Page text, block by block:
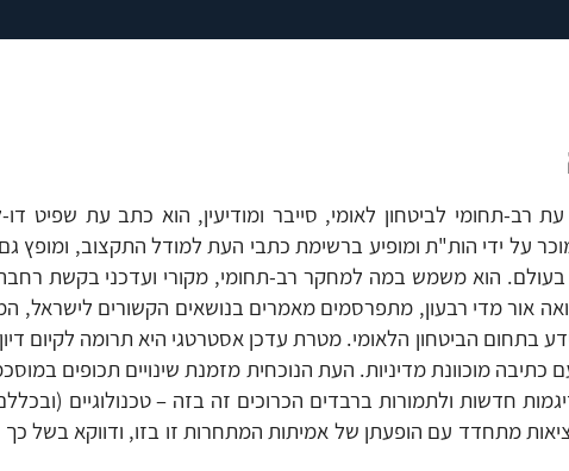
רב-תחומי לביטחון לאומי, סייבר ומודיעין, הוא כתב עת שפיט
הוא משמש במה למחקר רב-תחומי, מקורי ועדכני בקשת רחבה
בשנת 1998 ורואה אור מדי רבעון, מתפרסמים מאמרים בנושאים הקשורים
בתחום הביטחון הלאומי. מטרת עדכן אסטרטגי היא תרומה לקיום
מוכוונת מדיניות. העת הנוכחית מזמנת שינויים תכופים
חדשות ולתמורות ברבדים הכרוכים זה בזה – טכנולוגיים
מתחדד עם הופעתן של אמיתות המתחרות זו בזו, ודווקא בשל כך